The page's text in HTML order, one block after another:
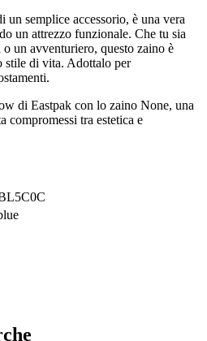
semplice accessorio, è una vera
un attrezzo funzionale. Che tu sia
un avventuriero, questo zaino è
stile di vita. Adottalo per
di Eastpak con lo zaino None, una
compromessi tra estetica e